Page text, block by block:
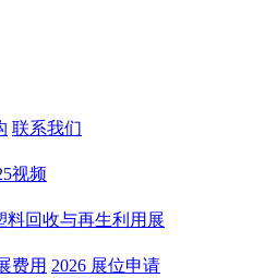
联系我们
视频
料回收与再生利用展
费用 2026 展位申请